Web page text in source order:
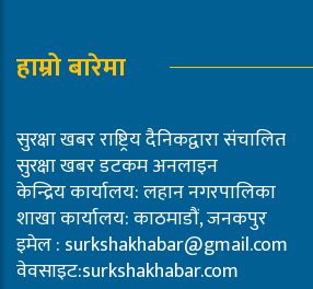
हाम्रो बारेमा
सुरक्षा खबर राष्ट्रिय दैनिकद्वारा संचालित
सुरक्षा खबर डटकम अनलाइन
केन्द्रिय कार्यालय: लहान नगरपालिका
शाखा कार्यालय: काठमाडौं, जनकपुर
इमेल : surkshakhabar@gmail.com
वेवसाइट:surkshakhabar.com